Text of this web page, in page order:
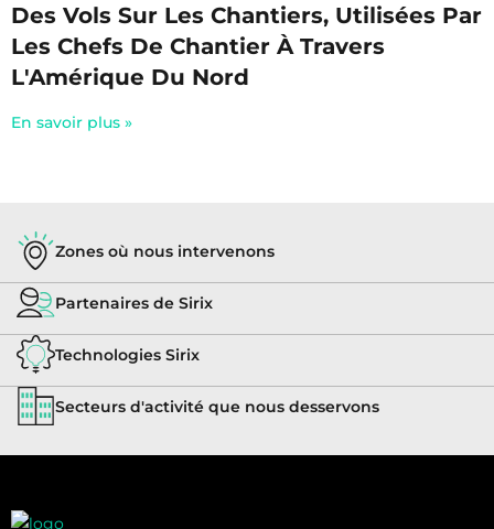
Des Vols Sur Les Chantiers, Utilisées Par
Les Chefs De Chantier À Travers
L'Amérique Du Nord
En savoir plus »
Zones où nous intervenons
Partenaires de Sirix
Technologies Sirix
Secteurs d'activité que nous desservons